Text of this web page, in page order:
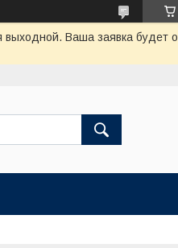
Ваша заявка будет